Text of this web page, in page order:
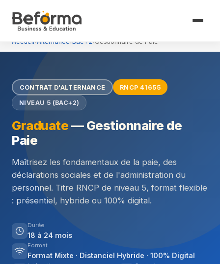
Accueil›Alternance›Bac+2›Gestionnaire de Paie
CONTRAT D'ALTERNANCE RNCP 41655
NIVEAU 5 (BAC+2)
Graduate— Gestionnaire de
Paie
Maîtrisez les fondamentaux de la paie, des
déclarations sociales et de l'administration du
personnel. Titre RNCP de niveau 5, format flexible
: présentiel, hybride ou 100% digital.
Durée
18 à 24 mois
Format
Format Mixte · Distanciel Hybride · 100% Digital